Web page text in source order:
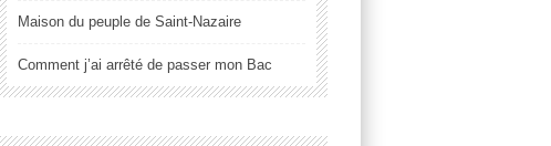
Maison du peuple de Saint-Nazaire
Comment j’ai arrêté de passer mon Bac